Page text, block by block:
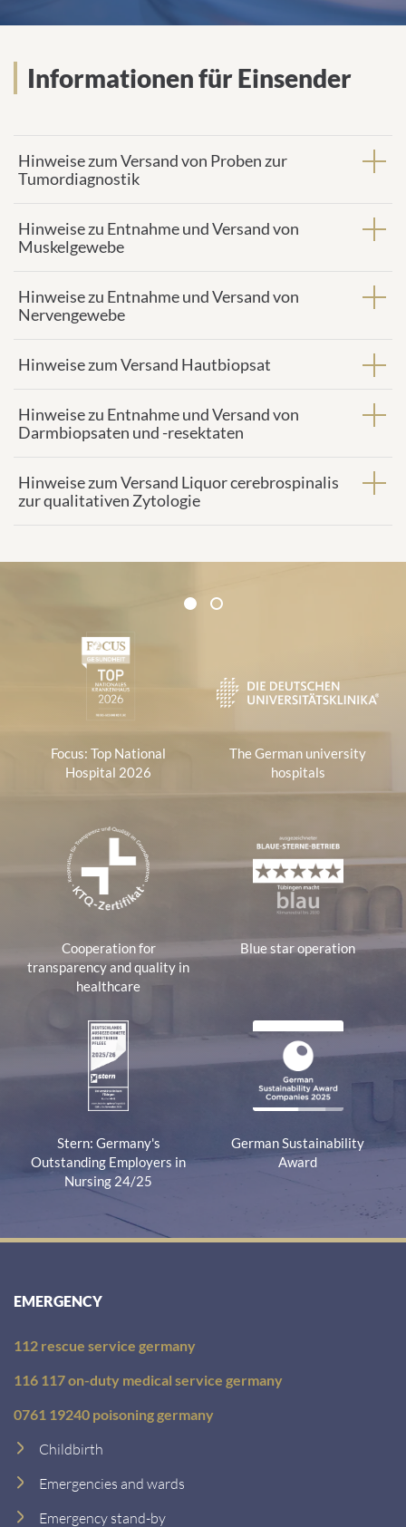
Informationen für Einsender
Hinweise zum Versand von Proben zur
Tumordiagnostik
Hinweise zu Entnahme und Versand von
Muskelgewebe
Hinweise zu Entnahme und Versand von
Nervengewebe
Hinweise zum Versand Hautbiopsat
Hinweise zu Entnahme und Versand von
Darmbiopsaten und -resektaten
Hinweise zum Versand Liquor cerebrospinalis
zur qualitativen Zytologie
Certificates and Associations
1 2
Focus: Top National
Hospital 2026
The German university
hospitals
Cooperation for
transparency and quality in
healthcare
Blue star operation
Stern: Germany's
Outstanding Employers in
Nursing 24/25
German Sustainability
Award
EMERGENCY
112 rescue service germany
116 117 on-duty medical service germany
0761 19240 poisoning germany
Childbirth
Emergencies and wards
Emergency stand-by